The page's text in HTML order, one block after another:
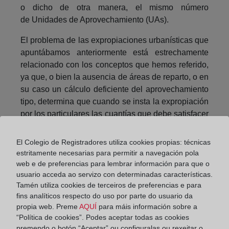
o dicho de otra manera, el mismo número
de Unidades de Aprovechamiento (UAs).
El problema de las expropiaciones urbanísticas que
apuntábamos anteriormente está estrechamente
relacionado con los conceptos que hemos referido,
ya que, o bien la ausencia de áreas de reparto, o en
su caso un cálculo deficiente del aprovechamiento
tipo, determina que cuando se insta la expropiación
por los particulares las cuantías que debe satisfacer
desproporcionadas y conllevan el descuadre de
todo el presupuesto municipal, incluso durante
años.
La aparición de las nuevas tecnologías como
el software de georreferenciación (GIS), así como
el cálculo del aprovechamiento tipo realizado por
expertos urbanistas sobre la base de la información
El Colegio de Registradores utiliza cookies propias: técnicas
estritamente necesarias para permitir a navegación pola
web e de preferencias para lembrar información para que o
usuario acceda ao servizo con determinadas características.
Tamén utiliza cookies de terceiros de preferencias e para
fins analíticos respecto do uso por parte do usuario da
propia web. Preme AQUÍ para máis información sobre a
“Política de cookies”. Podes aceptar todas as cookies